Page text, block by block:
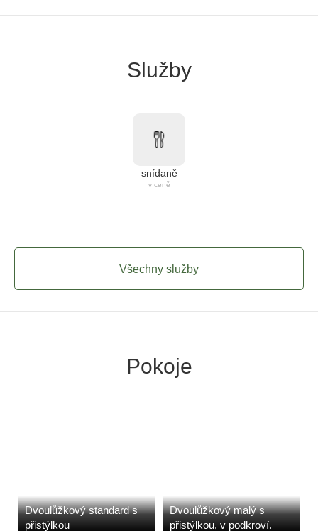
Služby
snídaně
v ceně
Všechny služby
Pokoje
Dvoulůžkový standard s
přistýlkou
Dvoulůžkový malý s
přistýlkou, v podkroví.